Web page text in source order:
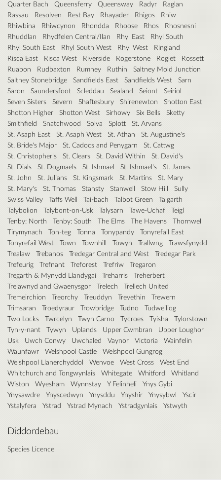
Quarter Bach
Queensferry Queensway Radyr
Raglan
Rassau
Resolven Rest Bay Rhayader Rhigos
Rhiw
Rhiwbina
Rhiwcynon Rhondda Rhoose Rhos
Rhosnesni
Rhuddlan
Rhydfelen Central/Ilan Rhyl East
Rhyl South
Rhyl South East
Rhyl South West Rhyl West
Ringland
Risca East
Risca West Riverside Rogerstone Rogiet
Rossett
Ruabon
Rudbaxton Rumney Ruthin
Saltney Mold Junction
Saltney Stonebridge
Sandfields East Sandfields West
Sarn
Saron
Saundersfoot Scleddau Sealand Seiont
Seiriol
Seven Sisters
Severn Shaftesbury Shirenewton
Shotton East
Shotton Higher
Shotton West Sirhowy Six Bells
Sketty
Smithfield
Snatchwood Solva Splott
St. Arvans
St. Asaph East
St. Asaph West St. Athan
St. Augustine's
St. Bride's Major
St. Cadocs and Penygarn
St. Cattwg
St. Christopher's
St. Clears St. David Within
St. David's
St. Dials
St. Dogmaels St. Ishmael St. Ishmael's
St. James
St. John
St. Julians St. Kingsmark St. Martins
St. Mary
St. Mary's
St. Thomas Stansty Stanwell Stow Hill
Sully
Swiss Valley
Taffs Well Tai-bach Talbot Green
Talgarth
Talybolion
Talybont-on-Usk Talysarn Tawe-Uchaf
Teigl
Tenby: North
Tenby: South The Elms The Havens
Thornwell
Tirymynach
Ton-teg Tonna Tonypandy
Tonyrefail East
Tonyrefail West
Town Townhill Towyn Trallwng
Trawsfynydd
Trealaw
Trebanos Tredegar Central and West
Tredegar Park
Trefeurig
Trefnant Treforest Trefriw
Tregaron
Tregarth & Mynydd Llandygai
Treharris
Treherbert
Trelawnyd and Gwaenysgor
Trelech
Trellech United
Tremeirchion
Treorchy Treuddyn Trevethin
Trewern
Trimsaran
Troedyraur Trowbridge Tudno
Tudweiliog
Two Locks
Twrcelyn Twyn Carno Tycroes Tyisha
Tylorstown
Tyn-y-nant
Tywyn Uplands Upper Cwmbran
Upper Loughor
Usk
Uwch Conwy Uwchaled Vaynor Victoria
Wainfelin
Waunfawr
Welshpool Castle
Welshpool Gungrog
Welshpool Llanerchyddol
Wenvoe West Cross
West End
Whitchurch and Tongwynlais
Whitegate Whitford
Whitland
Wiston
Wyesham Wynnstay Y Felinheli
Ynys Gybi
Ynysawdre
Ynyscedwyn Ynysddu Ynyshir Ynysybwl
Yscir
Ystalyfera
Ystrad Ystrad Mynach Ystradgynlais Ystwyth
Diddordebau
Species Licence